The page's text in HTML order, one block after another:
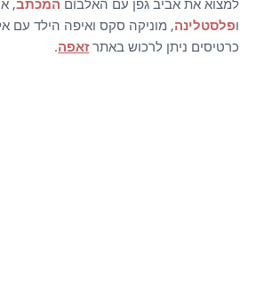
ופלסטלינה, מוניקה סקס ואיפה הילד עם
כרטיסים ניתן לרכוש באתרזאפה.